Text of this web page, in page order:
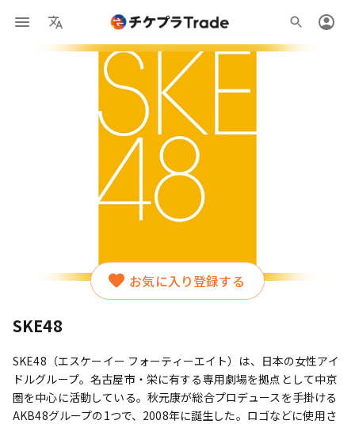
お気に入り登録する
SKE48
SKE48（エスケーイー フォーティーエイト）は、日本の女性アイ
ドルグループ。名古屋市・栄に有する専用劇場を拠点として中京
圏を中心に活動している。秋元康が総合プロデュースを手掛ける
AKB48グループの1つで、2008年に誕生した。ロゴなどに使用さ